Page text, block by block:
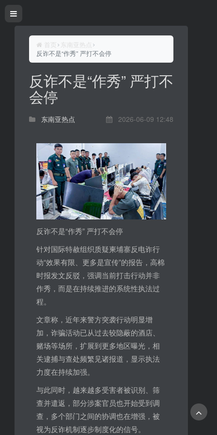
首页
东南亚热点
反诈不是“作秀” 严打不会停
反诈不是“作秀” 严打不
会停
东南亚热点 2026-06-09 12:48
反诈不是“作秀” 严打不会停
针对国际特赦组织质疑柬埔寨反电诈行
动“效果有限、更多是宣传”的报告，高棉
时报发文反驳，强调当前打击行动并非
作秀，而是在持续推进的系统性执法过
程。
文章称，近年来警方突袭行动明显增
加，诈骗活动已从过去较隐蔽的酒店、
赌场等场所，扩展到更多地区曝光，相
关逮捕与查处频繁见诸报道，显示执法
力度在持续加强。
与此同时，越来越多受害者被识别、筛
查并遣返，部分涉案官员也开始受到调
查，多个部门之间的协调也在增强，被
视为反诈机制逐步制度化的信号。